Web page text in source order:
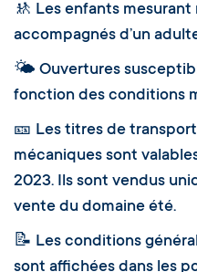
🚸 Les enfants
accompagnés d’un
🌤 Ouvertures
fonction des conditions
🎫 Les titres de
mécaniques sont
2023. Ils sont vendus
vente du domaine été.
📝 Les conditions
sont affichées dans les